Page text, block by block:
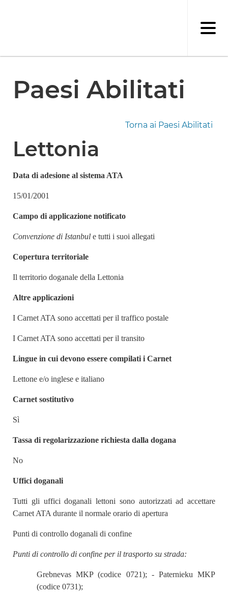
Paesi Abilitati
Torna ai Paesi Abilitati
Lettonia
Data di adesione al sistema ATA
15/01/2001
Campo di applicazione notificato
Convenzione di Istanbul e tutti i suoi allegati
Copertura territoriale
Il territorio doganale della Lettonia
Altre applicazioni
I Carnet ATA sono accettati per il traffico postale
I Carnet ATA sono accettati per il transito
Lingue in cui devono essere compilati i Carnet
Lettone e/o inglese e italiano
Carnet sostitutivo
Sì
Tassa di regolarizzazione richiesta dalla dogana
No
Uffici doganali
Tutti gli uffici doganali lettoni sono autorizzati ad accettare
Carnet ATA durante il normale orario di apertura
Punti di controllo doganali di confine
Punti di controllo di confine per il trasporto su strada:
Grebnevas MKP (codice 0721); - Paternieku MKP
(codice 0731);